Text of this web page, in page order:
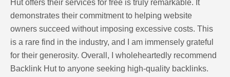
Hut offers their services for free is truly remarkable. It
demonstrates their commitment to helping website
owners succeed without imposing excessive costs. This
is a rare find in the industry, and I am immensely grateful
for their generosity. Overall, I wholeheartedly recommend
Backlink Hut to anyone seeking high-quality backlinks.